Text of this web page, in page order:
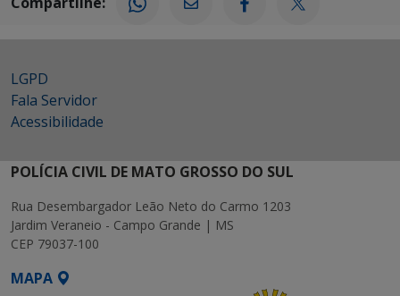
LGPD
Fala Servidor
Acessibilidade
POLÍCIA CIVIL DE MATO GROSSO DO SUL
Rua Desembargador Leão Neto do Carmo 1203
Jardim Veraneio - Campo Grande | MS
CEP 79037-100
MAPA